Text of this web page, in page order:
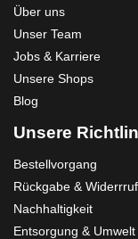
Über uns
Unser Team
Jobs & Karriere
Unsere Shops
Blog
Unsere
Bestellvorgang
Rückgabe & Widerrruf
Nachhaltigkeit
Entsorgung & Umwelt